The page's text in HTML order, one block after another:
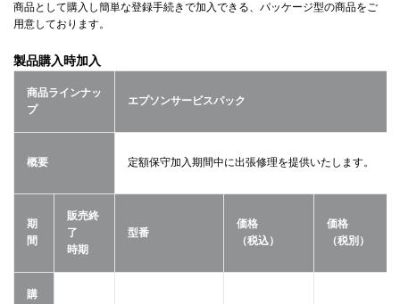
商品として購入し簡単な登録手続きで加入できる、パッケージ型の商品をご
用意しております。
製品購入時加入
商品ラインナッ
プ
エプソンサービスパック
概要 定額保守加入期間中に出張修理を提供いたします。
期
間
販売終
了
時期
型番
価格
（税込）
価格
（税別）
購